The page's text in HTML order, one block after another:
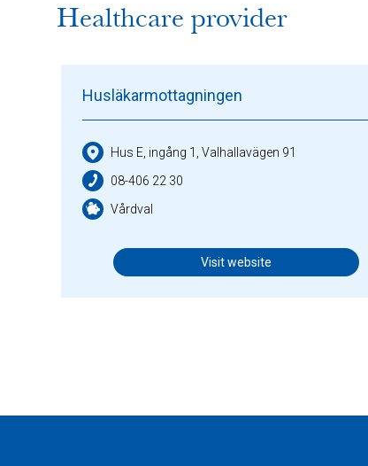
Healthcare provider
Husläkarmottagningen
Hus E, ingång 1, Valhallavägen 91
08-406 22 30
Vårdval
Visit website